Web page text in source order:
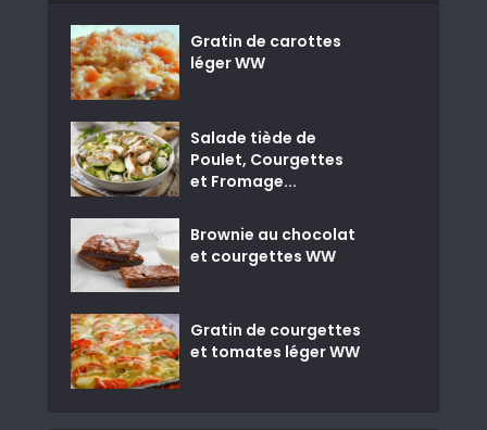
Gratin de carottes
léger WW
Salade tiède de
Poulet, Courgettes
et Fromage...
Brownie au chocolat
et courgettes WW
Gratin de courgettes
et tomates léger WW